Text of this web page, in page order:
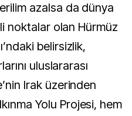
azalsa da dünya
noktalar olan Hürmüz
belirsizlik,
uluslararası
Irak üzerinden
Yolu Projesi, hem